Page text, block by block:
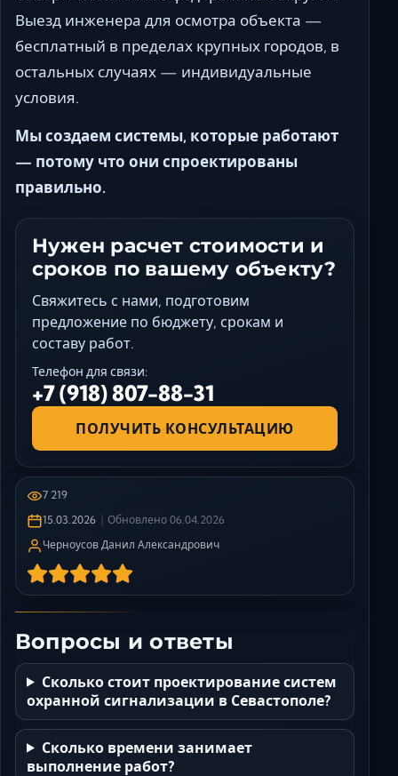
Выезд инженера для осмотра объекта —
бесплатный в пределах крупных городов, в
остальных случаях — индивидуальные
условия.
Мы создаем системы, которые работают
— потому что они спроектированы
правильно.
Нужен расчет стоимости и
сроков по вашему объекту?
Свяжитесь с нами, подготовим
предложение по бюджету, срокам и
составу работ.
Телефон для связи:
+7 (918) 807-88-31
ПОЛУЧИТЬ КОНСУЛЬТАЦИЮ
7 219
15.03.2026
Обновлено 06.04.2026
Черноусов Данил Александрович
Вопросы и ответы
Сколько стоит проектирование систем
охранной сигнализации в Севастополе?
Сколько времени занимает
выполнение работ?